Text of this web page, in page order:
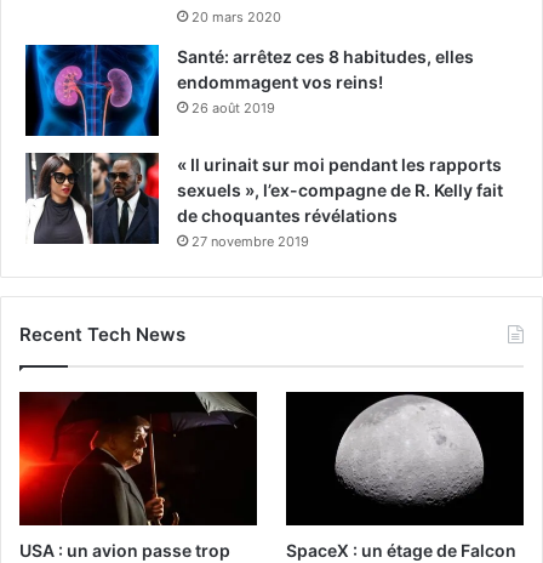
20 mars 2020
Santé: arrêtez ces 8 habitudes, elles
endommagent vos reins!
26 août 2019
« Il urinait sur moi pendant les rapports
sexuels », l’ex-compagne de R. Kelly fait
de choquantes révélations
27 novembre 2019
Recent Tech News
USA : un avion passe trop
SpaceX : un étage de Falcon